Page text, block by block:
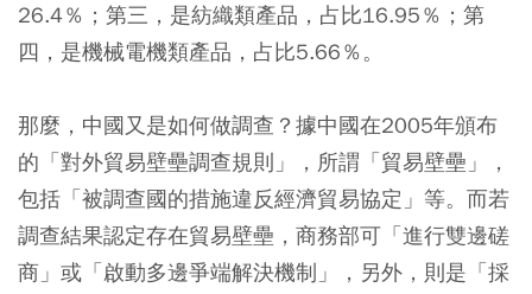
26.4％；第三，是紡織類產品，占比16.95％；第
四，是機械電機類產品，占比5.66％。
那麼，中國又是如何做調查？據中國在2005年頒布
的「對外貿易壁壘調查規則」，所謂「貿易壁壘」，
包括「被調查國的措施違反經濟貿易協定」等。而若
調查結果認定存在貿易壁壘，商務部可「進行雙邊磋
商」或「啟動多邊爭端解決機制」，另外，則是「採